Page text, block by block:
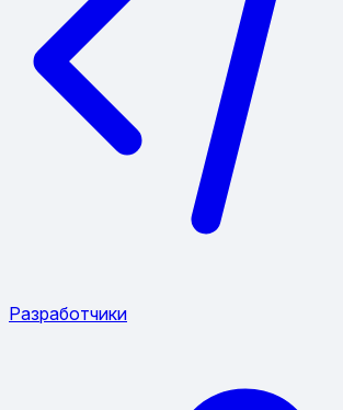
Разработчики